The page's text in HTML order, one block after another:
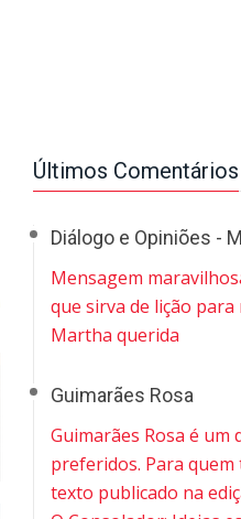
Últimos Comentários
Diálogo e Opiniões -
Mensagem
que sirva de lição
Martha querida
Guimarães Rosa
Guimarães Rosa é um
preferidos. Para
texto publicado na